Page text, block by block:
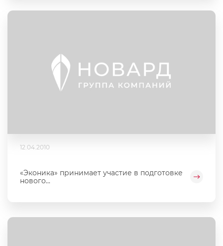
12.04.2010
«Эконика» принимает участие в подготовке
нового...